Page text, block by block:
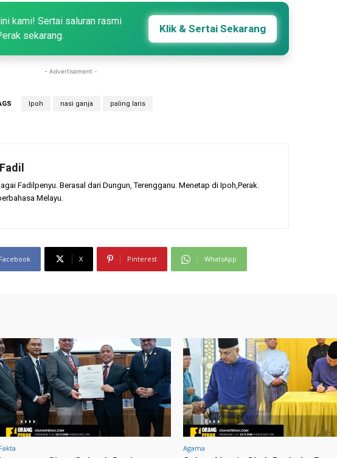
kami! Sertai saluran rasmi
sekarang.
Klik & Sertai Sekarang
- Advertisement -
Ipoh nasi ganja paling laris
Fadilpenyu. Berasal dari Dungun, Terengganu. Menetap di Ipoh,Perak.
Melayu.
Facebook X Pinterest WhatsApp
Fakta Agama